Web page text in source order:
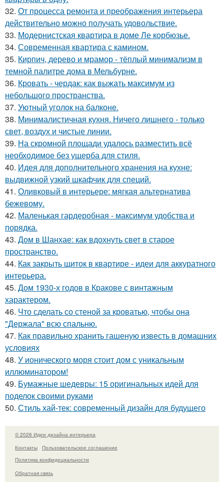
32. От процесса ремонта и преображения интерьера
действительно можно получать удовольствие.
33. Модернистская квартира в доме Ле корбюзье.
34. Современная квартира с камином.
35. Кирпич, дерево и мрамор - тёплый минимализм в
темной палитре дома в Мельбурне.
36. Кровать - чердак: как выжать максимум из
небольшого пространства.
37. Уютный уголок на балконе.
38. Минималистичная кухня. Ничего лишнего - только
свет, воздух и чистые линии.
39. На скромной площади удалось разместить всё
необходимое без ущерба для стиля.
40. Идея для дополнительного хранения на кухне:
выдвижной узкий шкафчик для специй.
41. Оливковый в интерьере: мягкая альтернатива
бежевому.
42. Маленькая гардеробная - максимум удобства и
порядка.
43. Дом в Шанхае: как вдохнуть свет в старое
пространство.
44. Как закрыть щиток в квартире - идеи для аккуратного
интерьера.
45. Дом 1930-х годов в Кракове с винтажным
характером.
46. Что сделать со стеной за кроватью, чтобы она
"Держала" всю спальню.
47. Как правильно хранить гашеную известь в домашних
условиях
48. У ионического моря стоит дом с уникальным
иллюминатором!
49. Бумажные шедевры: 15 оригинальных идей для
поделок своими руками
50. Стиль хай-тек: современный дизайн для будущего
© 2026 Идеи дизайна интерьера
Контакты
Пользовательское соглашение
Политика конфидециальности
Обратная связь